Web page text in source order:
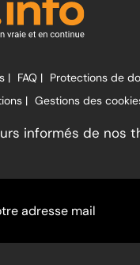
| FAQ | Protections de
| Gestions des
informés de nos